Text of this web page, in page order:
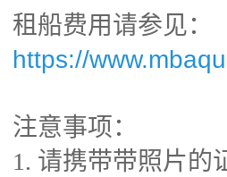
租船费用请参见：
https://
注意事项：
1. 请携带带照片的